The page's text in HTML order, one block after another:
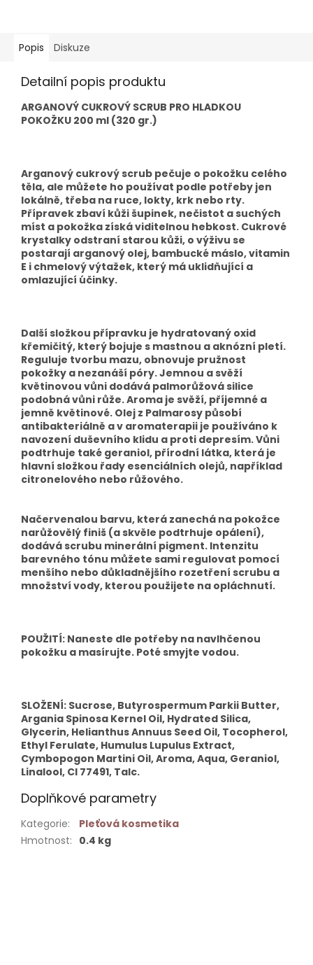
Popis Diskuze
Detailní popis produktu
ARGANOVÝ CUKROVÝ SCRUB PRO HLADKOU
POKOŽKU 200 ml (320 gr.)
Arganový cukrový scrub pečuje o pokožku celého
těla, ale můžete ho používat podle potřeby jen
lokálně, třeba na ruce, lokty, krk nebo rty.
Přípravek zbaví kůži šupinek, nečistot a suchých
míst a pokožka získá viditelnou hebkost. Cukrové
krystalky odstraní starou kůži, o výživu se
postarají arganový olej, bambucké máslo, vitamin
E i chmelový výtažek, který má uklidňující a
omlazující účinky.
Další složkou přípravku je hydratovaný oxid
křemičitý, který bojuje s mastnou a aknózní pletí.
Reguluje tvorbu mazu, obnovuje pružnost
pokožky a nezanáší póry. Jemnou a svěží
květinovou vůni dodává palmorůžová silice
podobná vůni růže. Aroma je svěží, příjemné a
jemně květinové. Olej z Palmarosy působí
antibakteriálně a v aromaterapii je používáno k
navození duševního klidu a proti depresím. Vůni
podtrhuje také geraniol, přírodní látka, která je
hlavní složkou řady esenciálních olejů, například
citronelového nebo růžového.
Načervenalou barvu, která zanechá na pokožce
narůžovělý finiš (a skvěle podtrhuje opálení),
dodává scrubu minerální pigment. Intenzitu
barevného tónu můžete sami regulovat pomocí
menšího nebo důkladnějšího rozetření scrubu a
množství vody, kterou použijete na opláchnutí.
POUŽITÍ: Naneste dle potřeby na navlhčenou
pokožku a masírujte. Poté smyjte vodou.
SLOŽENÍ: Sucrose, Butyrospermum Parkii Butter,
Argania Spinosa Kernel Oil, Hydrated Silica,
Glycerin, Helianthus Annuus Seed Oil, Tocopherol,
Ethyl Ferulate, Humulus Lupulus Extract,
Cymbopogon Martini Oil, Aroma, Aqua, Geraniol,
Linalool, CI 77491, Talc.
Doplňkové parametry
Kategorie:
Pleťová kosmetika
Hmotnost: 0.4 kg